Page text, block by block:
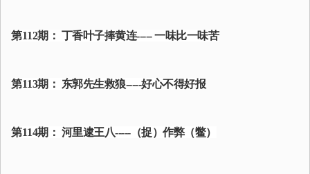
第112期： 丁香叶子捧黄连----- 一味比一味苦
第113期： 东郭先生救狼-----好心不得好报
第114期： 河里逮王八-----（捉）作弊（鳖）